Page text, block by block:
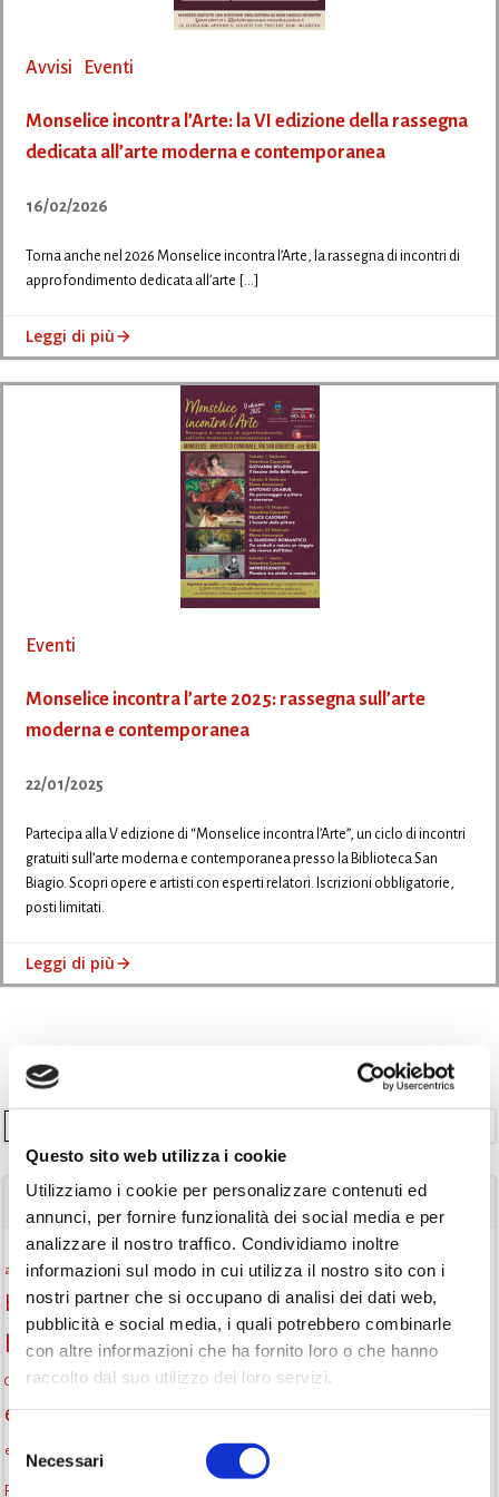
Questo sito web utilizza i cookie
Utilizziamo i cookie per personalizzare contenuti ed
annunci, per fornire funzionalità dei social media e per
analizzare il nostro traffico. Condividiamo inoltre
informazioni sul modo in cui utilizza il nostro sito con i
nostri partner che si occupano di analisi dei dati web,
pubblicità e social media, i quali potrebbero combinarle
con altre informazioni che ha fornito loro o che hanno
raccolto dal suo utilizzo dei loro servizi.
del
consenso
Necessari
Avvisi Eventi
Monselice incontra l’Arte: la VI edizione della rassegna
dedicata all’arte moderna e contemporanea
16/02/2026
Torna anche nel 2026 Monselice incontra l’Arte, la rassegna di incontri di
approfondimento dedicata all’arte […]
Leggi di più
Eventi
Monselice incontra l’arte 2025: rassegna sull’arte
moderna e contemporanea
22/01/2025
Partecipa alla V edizione di “Monselice incontra l’Arte”, un ciclo di incontri
gratuiti sull’arte moderna e contemporanea presso la Biblioteca San
Biagio. Scopri opere e artisti con esperti relatori. Iscrizioni obbligatorie,
posti limitati.
Leggi di più
TAGS
attività per bambini Attività per ragazzi Autore bambini
biblioteca biblioteca di Monselice
biblioteca Monselice Biblioteca San Biagio
Centro per il libro e la lettura cittàchelegge cultura eventi biblioteca
eventi culturali
eventi in biblioteca eventi Monselice eventi per famiglie
Fiaccole della lettura gruppo di lettura